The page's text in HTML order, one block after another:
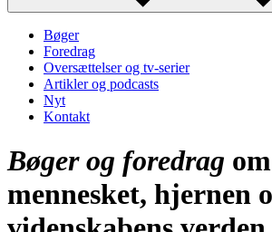
Bøger
Foredrag
Oversættelser og tv-serier
Artikler og podcasts
Nyt
Kontakt
Bøger og foredrag om
mennesket, hjernen